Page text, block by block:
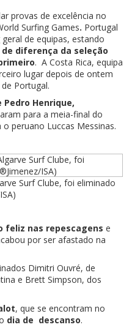
provas de excelência no
Surfing Games. Portugal
de equipas, estando
diferença da seleção
. A Costa Rica, equipa
lugar depois de ontem
Portugal.
Pedro Henrique,
para a meia-final do
peruano Luccas Messinas.
Surf Clube, foi eliminado
feliz nas repescagens e
por ser afastado na
Dimitri Ouvré, de
e Brett Simpson, dos
, que se encontram no
dia de descanso.